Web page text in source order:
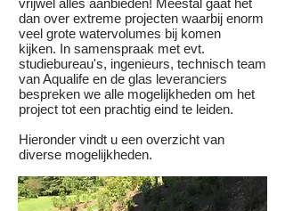
vrijwel alles aanbieden! Meestal gaat het
dan over extreme projecten waarbij enorm
veel grote watervolumes bij komen
kijken. In samenspraak met evt.
studiebureau's, ingenieurs, technisch team
van Aqualife en de glas leveranciers
bespreken we alle mogelijkheden om het
project tot een prachtig eind te leiden.
Hieronder vindt u een overzicht van
diverse mogelijkheden.